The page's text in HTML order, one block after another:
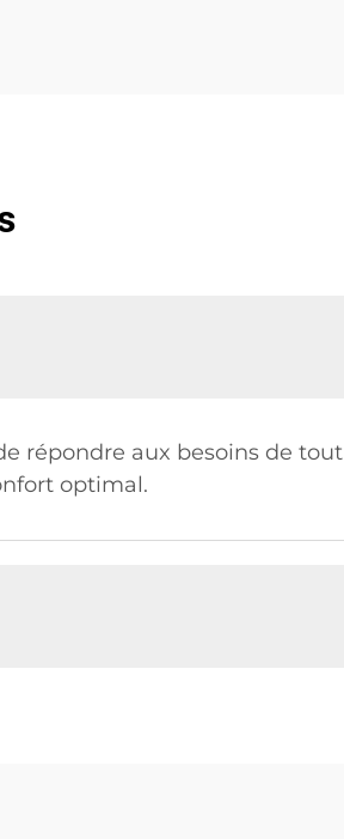
répondre aux besoins de tout
optimal.